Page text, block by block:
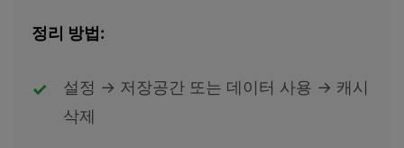
정리 방법:
설정 → 저장공간 또는 데이터 사용 → 캐시
삭제